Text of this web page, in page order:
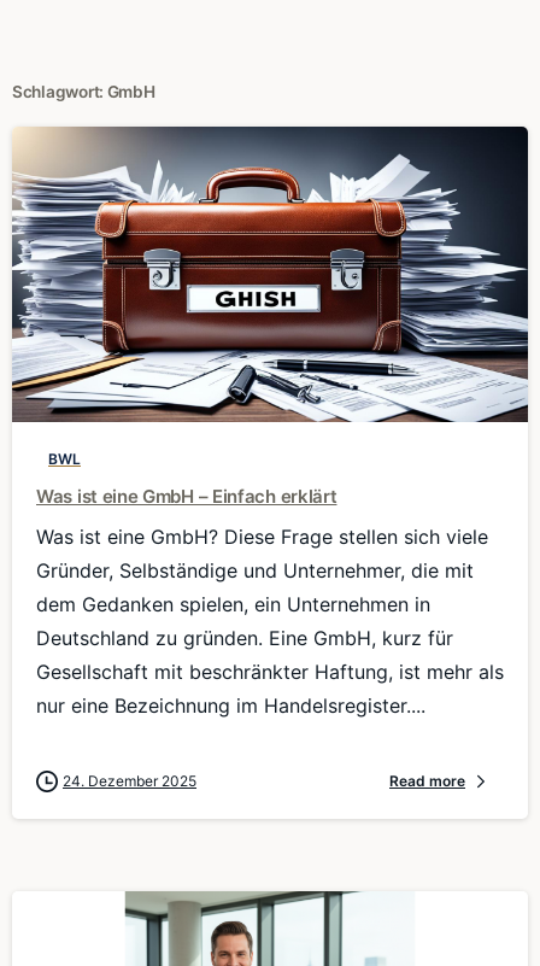
Schlagwort: GmbH
0
BWL
Was ist eine GmbH – Einfach erklärt
Was ist eine GmbH? Diese Frage stellen sich viele
Gründer, Selbständige und Unternehmer, die mit
dem Gedanken spielen, ein Unternehmen in
Deutschland zu gründen. Eine GmbH, kurz für
Gesellschaft mit beschränkter Haftung, ist mehr als
nur eine Bezeichnung im Handelsregister....
24. Dezember 2025 Read more